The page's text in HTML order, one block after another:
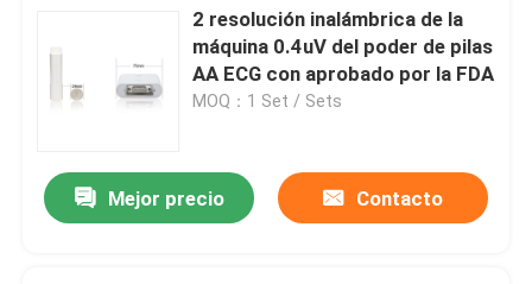
máquina del ecg del PDA
Máquina de IPad ECG
2 resolución inalámbrica de la
máquina 0.4uV del poder de pilas
AA ECG con aprobado por la FDA
MOQ：1 Set / Sets
Mejor precio Contacto